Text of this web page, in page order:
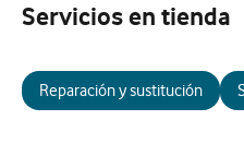
Servicios en tienda
Reparación y sustitución